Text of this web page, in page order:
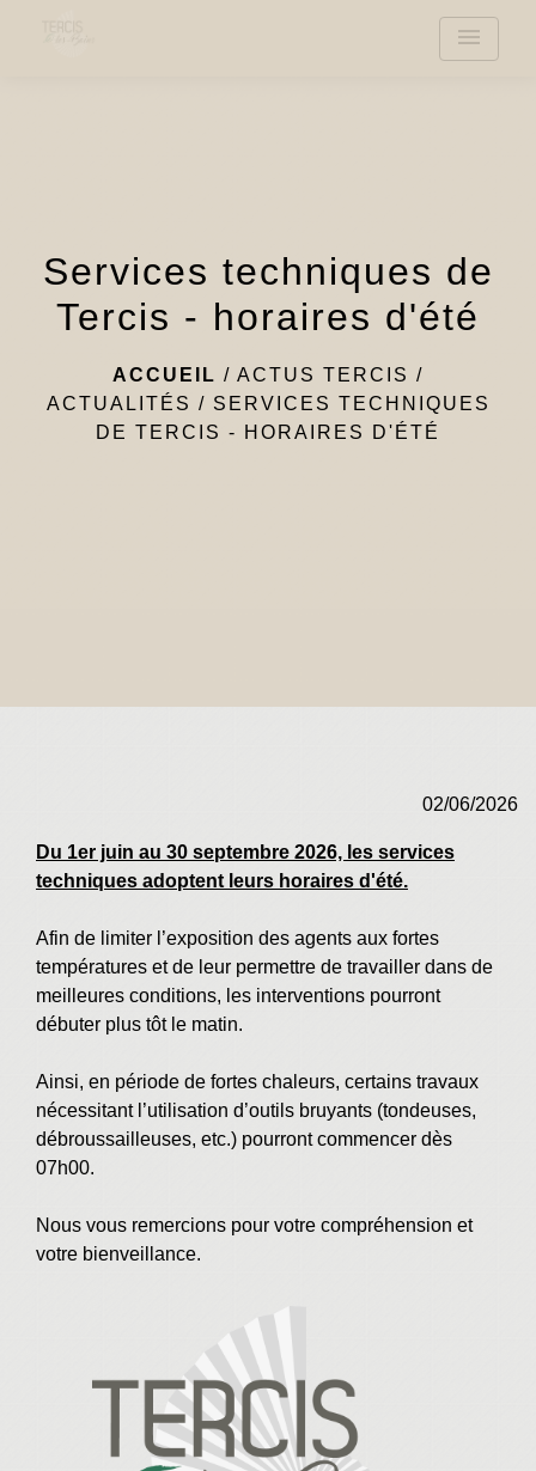
menu
Services techniques de
Tercis - horaires d'été
ACCUEIL / ACTUS TERCIS /
ACTUALITÉS / SERVICES TECHNIQUES
DE TERCIS - HORAIRES D'ÉTÉ
02/06/2026
Du 1er juin au 30 septembre 2026, les services
techniques adoptent leurs horaires d'été.
Afin de limiter l’exposition des agents aux fortes
températures et de leur permettre de travailler dans de
meilleures conditions, les interventions pourront
débuter plus tôt le matin.
Ainsi, en période de fortes chaleurs, certains travaux
nécessitant l’utilisation d’outils bruyants (tondeuses,
débroussailleuses, etc.) pourront commencer dès
07h00.
Nous vous remercions pour votre compréhension et
votre bienveillance.